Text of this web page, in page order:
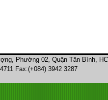
Phường 02, Quận Tân Bình,
Fax:(+084) 3942 3287